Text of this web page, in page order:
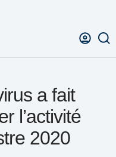
a fait
l’activité
2020